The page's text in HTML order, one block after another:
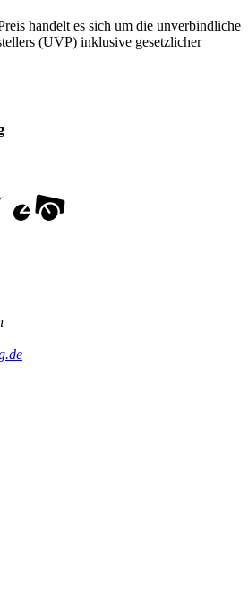
handelt es sich um die unverbindliche
(UVP) inklusive gesetzlicher